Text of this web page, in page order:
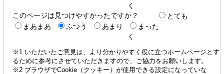
く
このページは見つけやすかったですか？
とても
まあまあ
ふつう あまり
まった
く
※1 いただいたご意見は、より分かりやすく役に立つホームページとす
るために参考にさせていただきますので、ご協力をお願いします。
※2 ブラウザでCookie（クッキー）が使用できる設定になっていな